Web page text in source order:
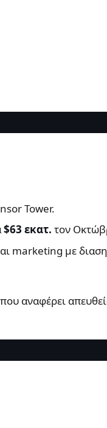
Tower.
$63 εκατ. τον
marketing με
αναφέρει